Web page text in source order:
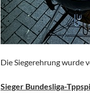
Die Siegerehrung wurde
Sieger Bundesliga-